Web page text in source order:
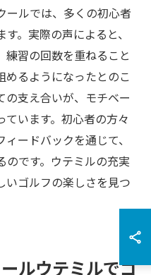
ールでは、多くの初心者
。実際の声によると、
習の回数を重ねること
めるようになったとのこ
の支え合いが、モチベー
います。初心者の方々
ードバックを通じて、
のです。ウテミルの充実
いゴルフの楽しさを見つ
ルウテミルでゴ